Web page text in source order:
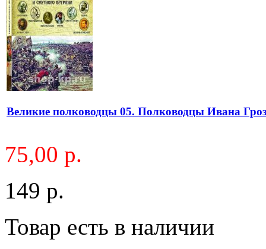
Великие полководцы 05. Полководцы Ивана
75,00 р.
149 р.
Товар есть в наличии